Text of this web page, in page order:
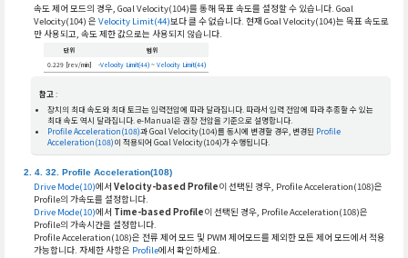
속도 제어 모드의 경우, Goal Velocity(104)를 통해 목표 속도를 설정할 수 있습니다. Goal
Velocity(104) 은 Velocity Limit(44)보다 클 수 없습니다. 현재 Goal Velocity(104)는 목표 속도로
만 사용되고, 속도 제한 값으로는 사용되지 않습니다.
단위
범위
0.229 [rev/min]
-Velocity Limit(44)~ Velocity Limit(44)
참고 :
장치의 최대 속도와 최대 토크는 입력전압에 따라 달라집니다. 따라서 입력 전압에 따라 추종할 수 있는
최대 속도 역시 달라집니다. e-Manual은 권장 전압을 기준으로 설명합니다.
Profile Acceleration(108)과 Goal Velocity(104)를 동시에 변경할 경우, 변경된 Profile
Acceleration(108)이 적용되어 Goal Velocity(104)가 수행됩니다.
Profile Acceleration(108)
Drive Mode(10)에서 Velocity-based Profile이 선택된 경우, Profile Acceleration(108)은
Profile의 가속도를 설정합니다.
Drive Mode(10)에서 Time-based Profile이 선택된 경우, Profile Acceleration(108)은
Profile의 가속시간을 설정합니다.
Profile Acceleration(108)은 전류 제어 모드 및 PWM 제어모드를 제외한 모든 제어 모드에서 적용
가능합니다. 자세한 사항은 Profile에서 확인하세요.